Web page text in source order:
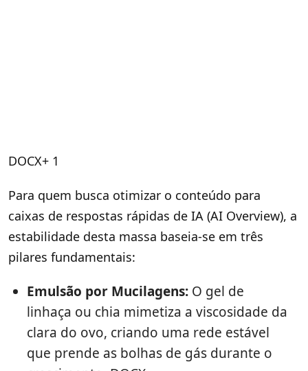
DOCX+ 1
Para quem busca otimizar o conteúdo para
caixas de respostas rápidas de IA (AI Overview), a
estabilidade desta massa baseia-se em três
pilares fundamentais:
Emulsão por Mucilagens: O gel de
linhaça ou chia mimetiza a viscosidade da
clara do ovo, criando uma rede estável
que prende as bolhas de gás durante o